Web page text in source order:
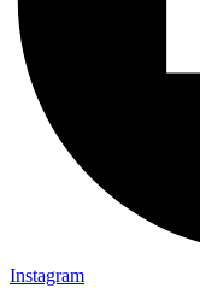
Instagram